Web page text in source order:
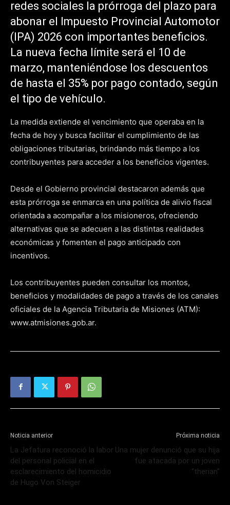
redes sociales la prórroga del plazo para
abonar el Impuesto Provincial Automotor
(IPA) 2026 con importantes beneficios.
La nueva fecha límite será el 10 de
marzo, manteniéndose los descuentos
de hasta el 35% por pago contado, según
el tipo de vehículo.
La medida extiende el vencimiento que operaba en la
fecha de hoy y busca facilitar el cumplimiento de las
obligaciones tributarias, brindando más tiempo a los
contribuyentes para acceder a los beneficios vigentes.
Desde el Gobierno provincial destacaron además que
esta prórroga se enmarca en una política de alivio fiscal
orientada a acompañar a los misioneros, ofreciendo
alternativas que se adecuen a las distintas realidades
económicas y fomenten el pago anticipado con
incentivos.
Los contribuyentes pueden consultar los montos,
beneficios y modalidades de pago a través de los canales
oficiales de la Agencia Tributaria de Misiones (ATM):
www.atmisiones.gob.ar.
Noticia anterior
La Jefatura reconoció la labor
del personal policial en el
esclarecimiento del homicidio
de Hugo Von Steiger
Próxima noticia
Una mujer denunció que su hija
fue atacada por un joven
“therian”